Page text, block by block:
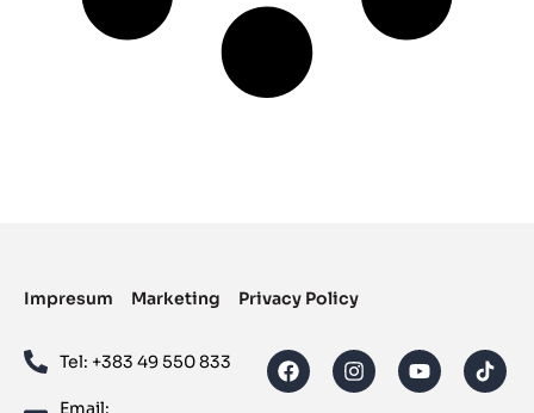
Impresum Marketing Privacy Policy
Tel: ‪+383 49 550 833‬
Email: